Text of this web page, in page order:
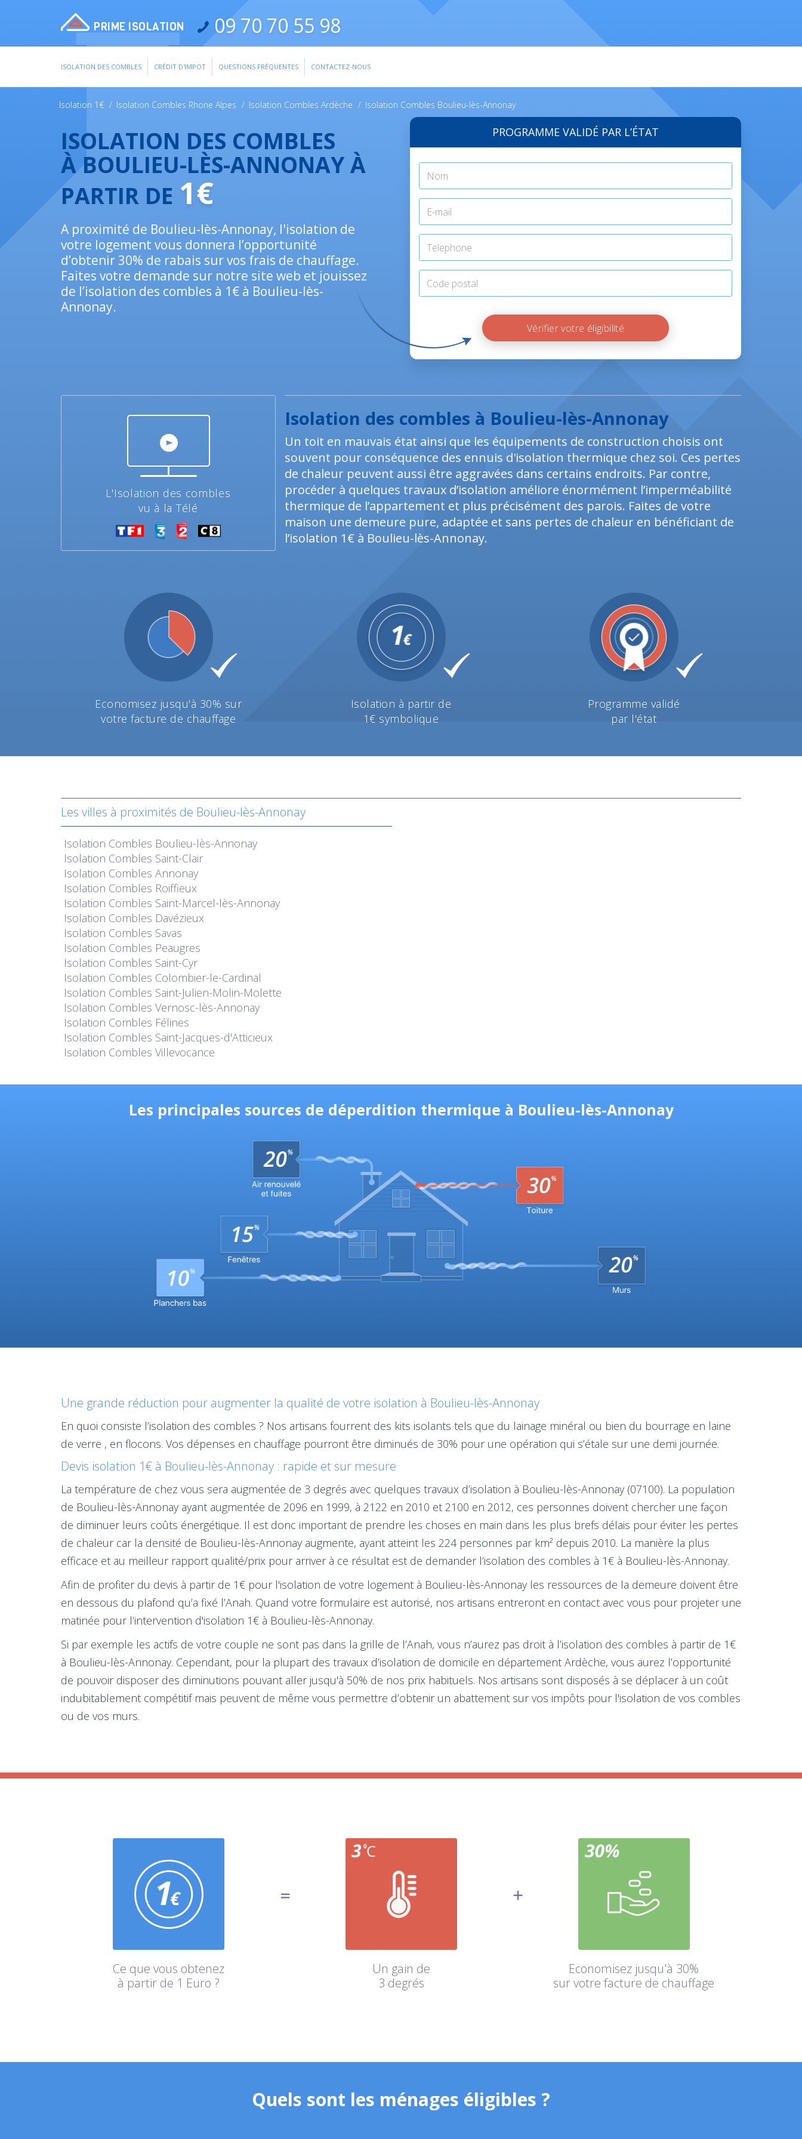
PRIME ISOLATION 09 70 70 55 98
ISOLATION DES COMBLES CRÉDIT D'IMPOT QUESTIONS FRÉQUENTES CONTACTEZ-NOUS
Isolation 1€ / Isolation Combles Rhone Alpes / Isolation Combles Ardèche / Isolation Combles Boulieu-lès-Annonay
ISOLATION DES COMBLES
À BOULIEU-LÈS-ANNONAY À
PARTIR DE 1€
A proximité de Boulieu-lès-Annonay, l'isolation de
votre logement vous donnera l’opportunité
d’obtenir 30% de rabais sur vos frais de chauffage.
Faites votre demande sur notre site web et jouissez
de l’isolation des combles à 1€ à Boulieu-lès-
Annonay.
PROGRAMME VALIDÉ PAR L’ÉTAT
Vérifier votre éligibilité
L'Isolation des combles
vu à la Télé
Isolation des combles à Boulieu-lès-Annonay
Un toit en mauvais état ainsi que les équipements de construction choisis ont
souvent pour conséquence des ennuis d'isolation thermique chez soi. Ces pertes
de chaleur peuvent aussi être aggravées dans certains endroits. Par contre,
procéder à quelques travaux d’isolation améliore énormément l’imperméabilité
thermique de l’appartement et plus précisément des parois. Faites de votre
maison une demeure pure, adaptée et sans pertes de chaleur en bénéficiant de
l’isolation 1€ à Boulieu-lès-Annonay.
Economisez jusqu'à 30% sur
votre facture de chauffage
Isolation à partir de
1€ symbolique
Programme validé
par l'état
Les villes à proximités de Boulieu-lès-Annonay
Isolation Combles Boulieu-lès-Annonay
Isolation Combles Saint-Clair
Isolation Combles Annonay
Isolation Combles Roiffieux
Isolation Combles Saint-Marcel-lès-Annonay
Isolation Combles Davézieux
Isolation Combles Savas
Isolation Combles Peaugres
Isolation Combles Saint-Cyr
Isolation Combles Colombier-le-Cardinal
Isolation Combles Saint-Julien-Molin-Molette
Isolation Combles Vernosc-lès-Annonay
Isolation Combles Félines
Isolation Combles Saint-Jacques-d'Atticieux
Isolation Combles Villevocance
Les principales sources de déperdition thermique à Boulieu-lès-Annonay
Une grande réduction pour augmenter la qualité de votre isolation à Boulieu-lès-Annonay
En quoi consiste l’isolation des combles ? Nos artisans fourrent des kits isolants tels que du lainage minéral ou bien du bourrage en laine
de verre , en flocons. Vos dépenses en chauffage pourront être diminués de 30% pour une opération qui s’étale sur une demi journée.
Devis isolation 1€ à Boulieu-lès-Annonay : rapide et sur mesure
La température de chez vous sera augmentée de 3 degrés avec quelques travaux d’isolation à Boulieu-lès-Annonay (07100). La population
de Boulieu-lès-Annonay ayant augmentée de 2096 en 1999, à 2122 en 2010 et 2100 en 2012, ces personnes doivent chercher une façon
de diminuer leurs coûts énergétique. Il est donc important de prendre les choses en main dans les plus brefs délais pour éviter les pertes
de chaleur car la densité de Boulieu-lès-Annonay augmente, ayant atteint les 224 personnes par km² depuis 2010. La manière la plus
efficace et au meilleur rapport qualité/prix pour arriver à ce résultat est de demander l’isolation des combles à 1€ à Boulieu-lès-Annonay.
Afin de profiter du devis à partir de 1€ pour l'isolation de votre logement à Boulieu-lès-Annonay les ressources de la demeure doivent être
en dessous du plafond qu’a fixé l’Anah. Quand votre formulaire est autorisé, nos artisans entreront en contact avec vous pour projeter une
matinée pour l’intervention d'isolation 1€ à Boulieu-lès-Annonay.
Si par exemple les actifs de votre couple ne sont pas dans la grille de l’Anah, vous n’aurez pas droit à l’isolation des combles à partir de 1€
à Boulieu-lès-Annonay. Cependant, pour la plupart des travaux d’isolation de domicile en département Ardèche, vous aurez l’opportunité
de pouvoir disposer des diminutions pouvant aller jusqu'à 50% de nos prix habituels. Nos artisans sont disposés à se déplacer à un coût
indubitablement compétitif mais peuvent de même vous permettre d’obtenir un abattement sur vos impôts pour l'isolation de vos combles
ou de vos murs.
Ce que vous obtenez
à partir de 1 Euro ?
Un gain de
3 degrés
Economisez jusqu'à 30%
sur votre facture de chauffage
Quels sont les ménages éligibles ?